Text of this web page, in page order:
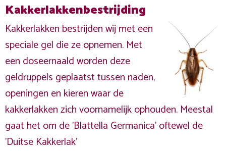
Kakkerlakkenbestrijding
Kakkerlakken bestrijden wij met een
speciale gel die ze opnemen. Met
een doseernaald worden deze
geldruppels geplaatst tussen naden,
openingen en kieren waar de
kakkerlakken zich voornamelijk ophouden. Meestal
gaat het om de 'Blattella Germanica' oftewel de
'Duitse Kakkerlak'